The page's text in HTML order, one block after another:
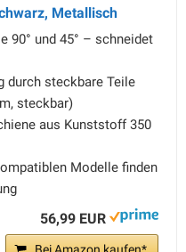
Metallisch
90° und 45° – schneidet
durch steckbare Teile
steckbar)
aus Kunststoff 350
Modelle finden
56,99 EUR